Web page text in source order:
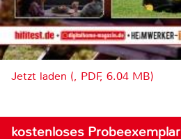
Jetzt laden (, PDF, 6.04 MB)
kostenloses Probeexemplar